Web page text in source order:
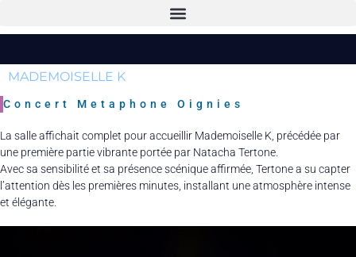
MADEMOISELLE K
Concert Metaphone Oignies
La salle affichait complet pour accueillir Mademoiselle K, précédée par
une première partie vibrante portée par Natacha Tertone.
Avec sa sensibilité et sa présence scénique affirmée, Tertone a su capter
l’attention dès les premières minutes, installant une atmosphère intense
et élégante.